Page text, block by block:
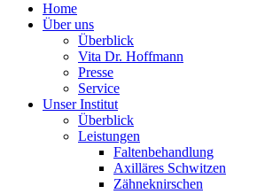
Home
Über uns
Überblick
Vita Dr. Hoffmann
Presse
Service
Unser Institut
Überblick
Leistungen
Faltenbehandlung
Axilläres Schwitzen
Zähneknirschen